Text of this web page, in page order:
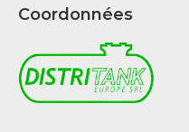
Coordonnées